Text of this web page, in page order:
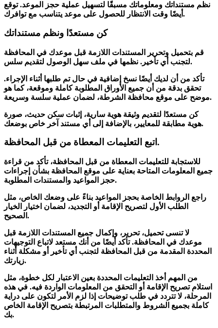
نظم مستنداتك ومعلوماتك مسبقًا لتسهيل عملية حجز الموعد. توقع
أيضًا وقت الانتظار للحصول على موعد يتناسب مع توافرك.
كن مستعدًا ونظم مستنداتك
قم بتحميل وتحرير المستندات اللازمة قبل موعدك في المحافظة
لتجنب أي تأخير. نظمها في ملف سهل الوصول لتقديم سلس.
تأكد من أن لديك أيضًا نسخ إضافية في حال تم طلبها أثناء الإجراء.
تحقق بدقة من أن جميع الأوراق المطلوبة كاملة وموقعة، كما هو
موضح على موقع محافظة الشرطة، لضمان عملية سلسة وسريعة.
كن مستعدًا لتقديم وثيقة هوية سارية، إثبات سكن حديث، صورة
هوية مطابقة للمعايير، بالإضافة إلى أي مستند آخر خاص بوضعك.
اتبع التعليمات المعطاة من قبل المحافظة.
للاستجابة للتعليمات المعطاة من قبل المحافظة، تأكد من قراءة
جميع المعلومات المتاحة بعناية على موقع المحافظة بشأن إجراءات
حجز المواعيد و المستندات المطلوبة .
راجع الروابط الخاصة بحجز المواعيد بناءً على وضعك الخاص، مثل
الطلب الأول لتصريح الإقامة أو التجديد، لضمان اختيار الخيار
الصحيح.
لا تنسى تحميل، تحرير، وإكمال جميع المستندات اللازمة قبل
موعدك في المحافظة. تأكد أيضًا من أنك مستعد لاتباع التوجيهات
المحددة المقدمة من قبل المحافظة لتجنب أي تأخير أو مشكلة أثناء
زيارتك.
من المهم أخذ التعليمات المحددة بعين الاعتبار لكل خطوة، مثل
استلام تصريح الإقامة أو التحقق من المعلومات الواردة فيه. في هذه
المرحلة، لا تتردد في طلب توضيحات إذا لزم الأمر لتكون على دراية
كاملة بجميع الشروط والمتطلبات المرتبطة بتصريح الإقامة الخاص
بك.